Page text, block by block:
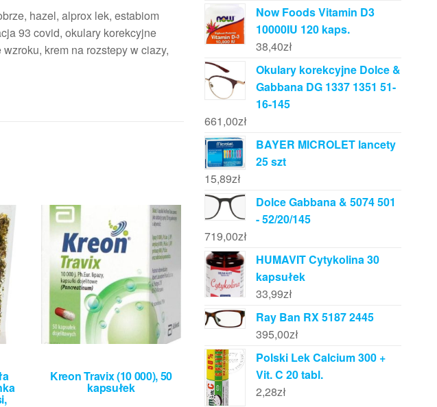
hazel, alprox lek, estabiom
93 covid, okulary korekcyjne
krem na rozstepy w ciazy,
Kreon Travix (10 000), 50
kapsułek
Now Foods Vitamin D3
10000IU 120 kaps.
38,40zł
Okulary korekcyjne Dolce &
Gabbana DG 1337 1351 51-
16-145
661,00zł
BAYER MICROLET lancety
25 szt
15,89zł
Dolce Gabbana & 5074 501
- 52/20/145
719,00zł
HUMAVIT Cytykolina 30
kapsułek
33,99zł
Ray Ban RX 5187 2445
395,00zł
Polski Lek Calcium 300 +
Vit. C 20 tabl.
2,28zł